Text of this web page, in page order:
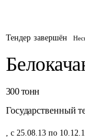
Тендер завершён
300 тонн
Государственный
, с 25.08.13 по